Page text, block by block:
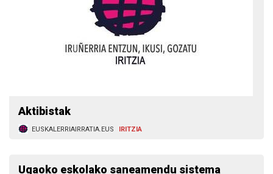
Aktibistak
EUSKALERRIAIRRATIA.EUS IRITZIA
Ugaoko eskolako saneamendu sistema